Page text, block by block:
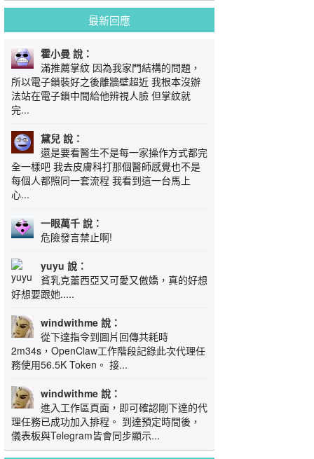
最新回應
霍小曼 說：
滿推薦掌紋 因為我家門結構的問題，
所以電子鎖裝好之後離牆壁超近 我根本沒辦
法站在電子鎖中間給他辨視人臉 但掌紋就
完...
黛兒 說：
還是要看醫生不是每一家操作方式都完
全一樣吧 我去皮膚科打那個醫師感覺也不是
每個人都照同一套流程 我看到這一台馬上
心...
一眼萬千 說：
危險發言禁止啊!
yuyu 說：
貧乳克蕾西亞又可愛又傲嬌，真的好想
好想要跟她.....
windwithme 說：
從下達指令到圖片回傳共耗時
2m34s，OpenClaw工作階段記錄此次代理任
務使用56.5K Token。 接...
windwithme 說：
進入工作區頁面，即可確認剛下達的代
理任務已成功加入排程。 到達預定時間後，
儀表板與Telegram皆會同步顯示...